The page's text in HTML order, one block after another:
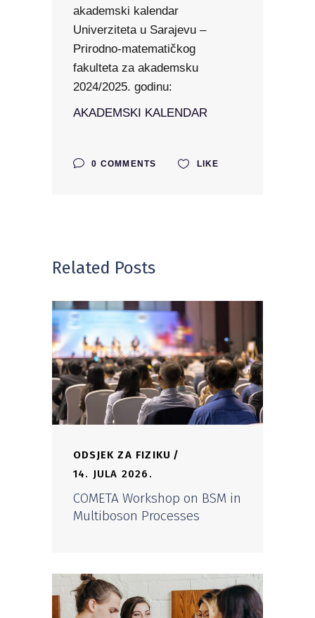
akademski kalendar
Univerziteta u Sarajevu –
Prirodno-matematičkog
fakulteta za akademsku
2024/2025. godinu:
AKADEMSKI KALENDAR
0 COMMENTS LIKE
Related Posts
ODSJEK ZA FIZIKU
14. JULA 2026.
COMETA Workshop on BSM in
Multiboson Processes